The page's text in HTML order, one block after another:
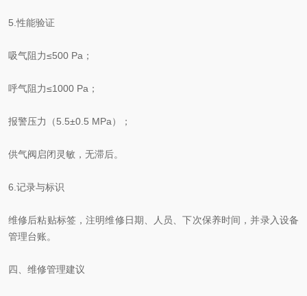
5.性能验证
吸气阻力≤500 Pa；
呼气阻力≤1000 Pa；
报警压力（5.5±0.5 MPa）；
供气阀启闭灵敏，无滞后。
6.记录与标识
维修后粘贴标签，注明维修日期、人员、下次保养时间，并录入设备
管理台账。
四、维修管理建议